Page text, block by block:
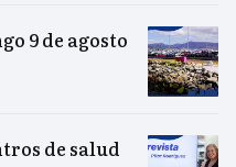
9 de agosto
de salud